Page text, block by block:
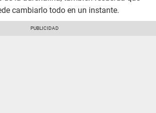
cambiarlo todo en un instante.